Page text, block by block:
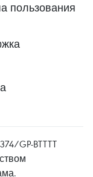
пользования
GP-BTTTT